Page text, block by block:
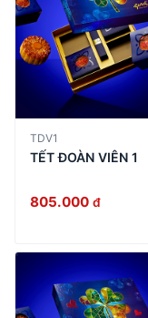
TDV1
TẾT ĐOÀN VIÊN 1
805.000 đ